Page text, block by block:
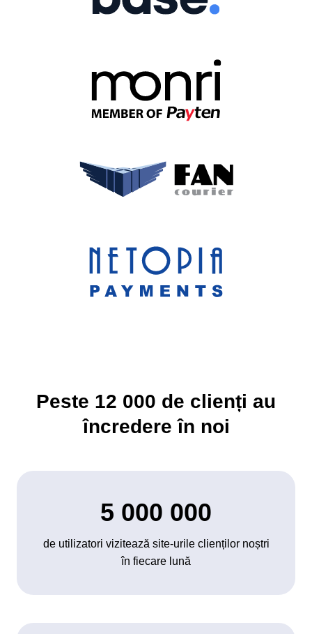
Peste 12 000 de clienți au
încredere în noi
5 000 000
de utilizatori vizitează site-urile clienților noștri
în fiecare lună